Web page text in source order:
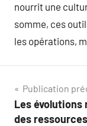
nourrit une
somme, ces
les opérations,
de
Publication
Les
des